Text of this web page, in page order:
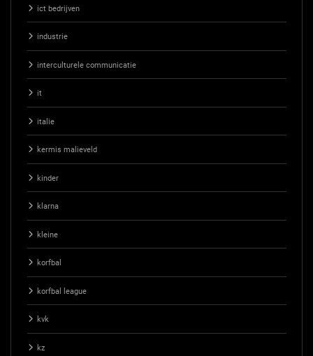
ict bedrijven
industrie
interculturele communicatie
it
italie
kermis malieveld
kinder
klarna
kleine
korfbal
korfbal league
kvk
kz